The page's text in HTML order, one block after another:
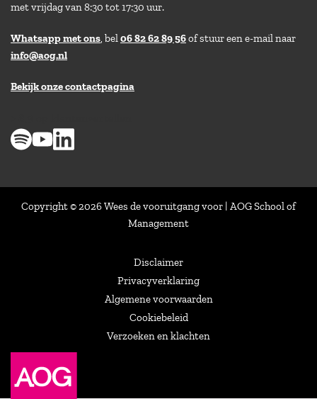
met vrijdag van 8:30 tot 17:30 uur.
Whatsapp met ons, bel06 82 62 89 56of stuur een e-mail naar
info@aog.nl
Bekijk onze contactpagina
Copyright © 2026 Wees de vooruitgang voor | AOG School of
Management
Disclaimer
Privacyverklaring
Algemene voorwaarden
Cookiebeleid
Verzoeken en klachten